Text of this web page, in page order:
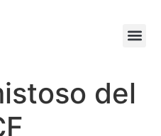
del